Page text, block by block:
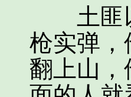
土匪以
枪实弹，
翻上山